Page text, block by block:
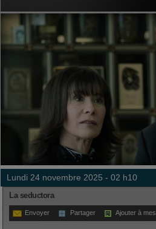
lundi 24 novembre 2025 - 02 h10
La seductora
Envoyer Partager Ajouter à